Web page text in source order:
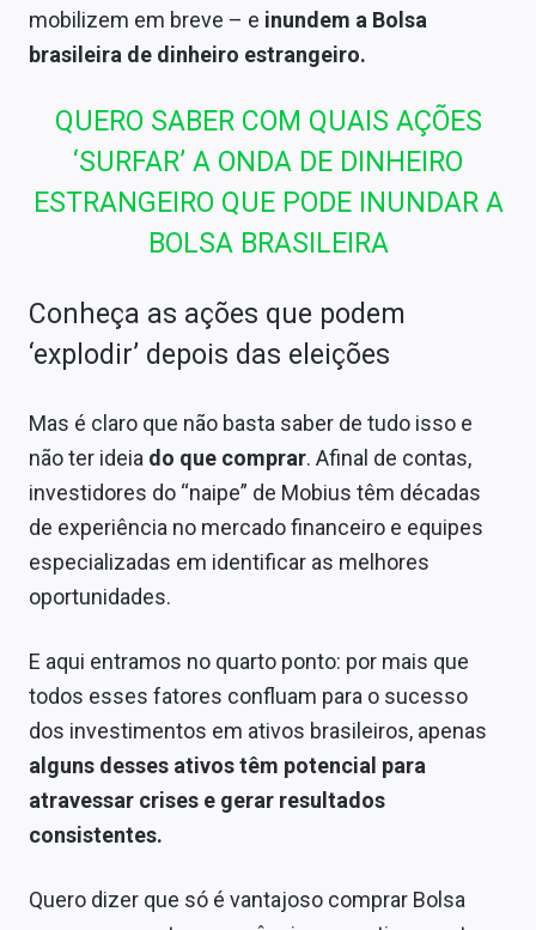
mobilizem em breve – e inundem a Bolsa
brasileira de dinheiro estrangeiro.
QUERO SABER COM QUAIS AÇÕES
‘SURFAR’ A ONDA DE DINHEIRO
ESTRANGEIRO QUE PODE INUNDAR A
BOLSA BRASILEIRA
Conheça as ações que podem
‘explodir’ depois das eleições
Mas é claro que não basta saber de tudo isso e
não ter ideia do que comprar. Afinal de contas,
investidores do “naipe” de Mobius têm décadas
de experiência no mercado financeiro e equipes
especializadas em identificar as melhores
oportunidades.
E aqui entramos no quarto ponto: por mais que
todos esses fatores confluam para o sucesso
dos investimentos em ativos brasileiros, apenas
alguns desses ativos têm potencial para
atravessar crises e gerar resultados
consistentes.
Quero dizer que só é vantajoso comprar Bolsa